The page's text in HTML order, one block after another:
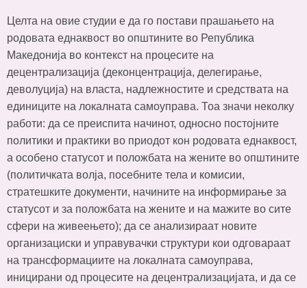
Целта на овие студии е да го постави прашањето на
родовата еднаквост во општините во Република
Македонија во контекст на процесите на
децентрализација (деконцентрација, делегирање,
деволуција) на власта, надлежностите и средствата на
единиците на локалната самоуправа. Тоа значи неколку
работи: да се преиспита начинот, односно постојните
политики и практики во приодот кон родовата еднаквост,
а особено статусот и положбата на жените во општините
(политичката волја, посебните тела и комисии,
стратешките документи, начините на информирање за
статусот и за положбата на жените и на мажите во сите
сфери на живеењето); да се анализираат новите
организациски и управувачки структури кои одговараат
на трансформациите на локалната самоуправа,
иницирани од процесите на децентрализацијата, и да се